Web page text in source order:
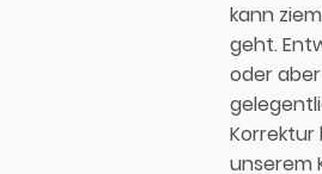
kann
geht.
oder
Korrektur
unserem